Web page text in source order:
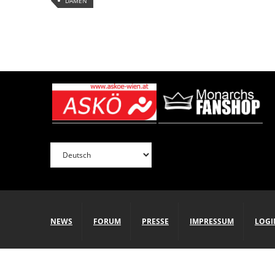
NEWS FORUM PRESSE IMPRESSUM